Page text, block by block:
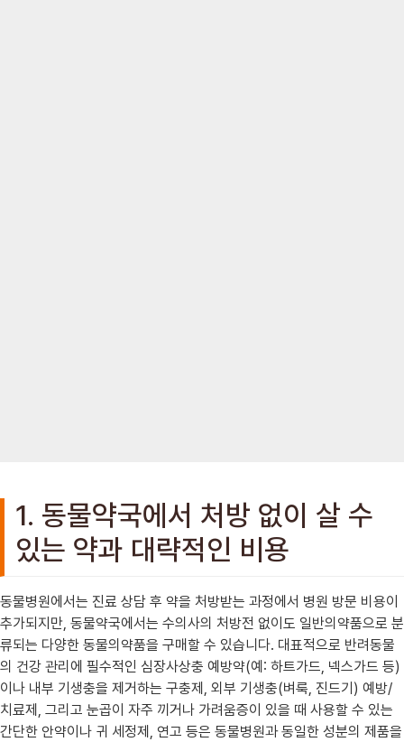
1. 동물약국에서 처방 없이 살 수
있는 약과 대략적인 비용
동물병원에서는 진료 상담 후 약을 처방받는 과정에서 병원 방문 비용이
추가되지만, 동물약국에서는 수의사의 처방전 없이도 일반의약품으로 분
류되는 다양한 동물의약품을 구매할 수 있습니다. 대표적으로 반려동물
의 건강 관리에 필수적인 심장사상충 예방약(예: 하트가드, 넥스가드 등)
이나 내부 기생충을 제거하는 구충제, 외부 기생충(벼룩, 진드기) 예방/
치료제, 그리고 눈곱이 자주 끼거나 가려움증이 있을 때 사용할 수 있는
간단한 안약이나 귀 세정제, 연고 등은 동물병원과 동일한 성분의 제품을